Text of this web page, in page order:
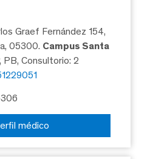
Graef Fernández 154,
05300. Campus Santa
PB, Consultorio: 2
médico